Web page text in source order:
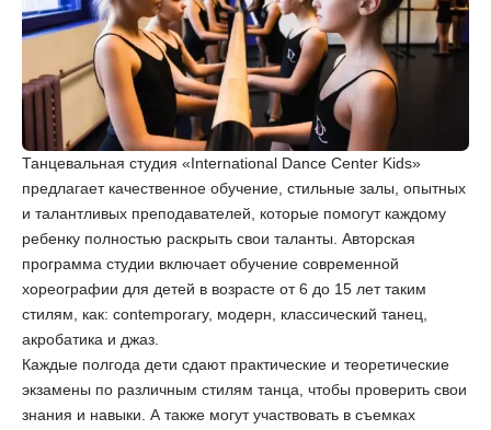
Танцевальная студия «International Dance Center Kids»
предлагает качественное обучение, стильные залы, опытных
и талантливых преподавателей, которые помогут каждому
ребенку полностью раскрыть свои таланты. Авторская
программа студии включает обучение современной
хореографии для детей в возрасте от 6 до 15 лет таким
стилям, как: contemporary, модерн, классический танец,
акробатика и джаз.
Каждые полгода дети сдают практические и теоретические
экзамены по различным стилям танца, чтобы проверить свои
знания и навыки. А также могут участвовать в съемках